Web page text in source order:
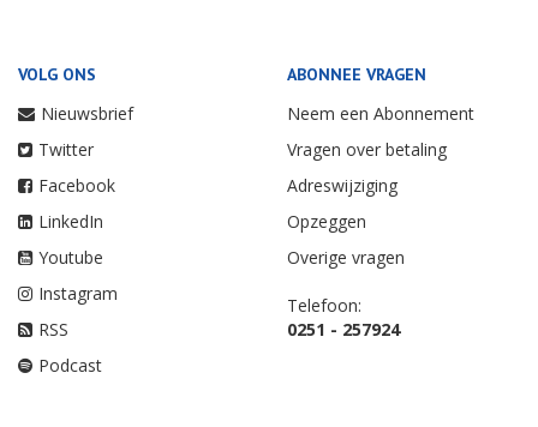
VOLG ONS
Nieuwsbrief
Twitter
Facebook
LinkedIn
Youtube
Instagram
RSS
Podcast
ABONNEE VRAGEN
Neem een Abonnement
Vragen over betaling
Adreswijziging
Opzeggen
Overige vragen
Telefoon:
0251 - 257924